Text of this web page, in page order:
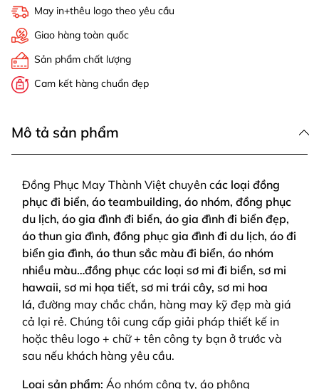
May in+thêu logo theo yêu cầu
Giao hàng toàn quốc
Sản phẩm chất lượng
Cam kết hàng chuẩn đẹp
Mô tả sản phẩm
Đồng Phục May Thành Việt chuyên các loại đồng
phục đi biển, áo teambuilding, áo nhóm, đồng phục
du lịch, áo gia đình đi biển, áo gia đình đi biển đẹp,
áo thun gia đình, đồng phục gia đình đi du lịch, áo đi
biển gia đình, áo thun sắc màu đi biển, áo nhóm
nhiều màu…đồng phục các loại sơ mi đi biển, sơ mi
hawaii, sơ mi họa tiết, sơ mi trái cây, sơ mi hoa
lá, đường may chắc chắn, hàng may kỹ đẹp mà giá
cả lại rẻ. Chúng tôi cung cấp giải pháp thiết kế in
hoặc thêu logo + chữ + tên công ty bạn ở trước và
sau nếu khách hàng yêu cầu.
Loại sản phẩm: Áo nhóm công ty, áo phông